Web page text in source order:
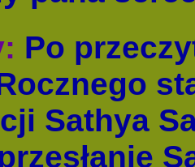
: Po
Sathya